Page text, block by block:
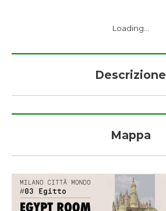
Loading...
Descrizione
Mappa